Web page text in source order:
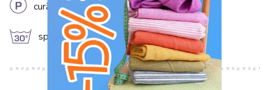
L curățare chimică profesională
g spălare la 30°C